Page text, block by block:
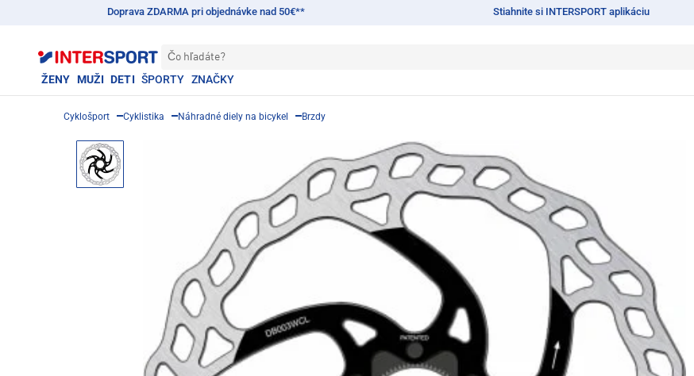
Doprava ZDARMA pri objednávke nad 50€** Stiahnite si INTERSPORT aplikáciu
Čo hľadáte?
ŽENY MUŽI DETI ŠPORTY ZNAČKY
Cyklošport Cyklistika Náhradné diely na bicykel Brzdy